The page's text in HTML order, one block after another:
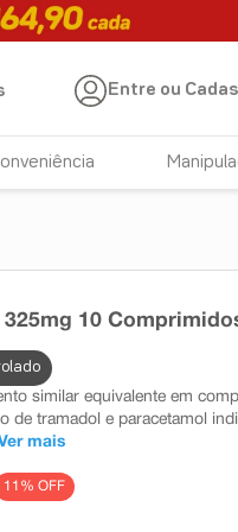
Entre ou
325mg 10
similar equivalente em
de tramadol e paracetamol
mais
11 % OFF